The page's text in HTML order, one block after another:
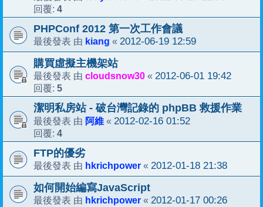
回覆: 4
PHPConf 2012 第一次工作會議
最後發表 由 kiang « 2012-06-19 12:59
購買虛擬主機架站
最後發表 由 cloudsnow30 « 2012-06-01 19:42
回覆: 5
潔明私房站 - 破台灣記錄的 phpBB 救援作業
最後發表 由 阿維 « 2012-02-16 01:52
回覆: 4
FTP的優劣
最後發表 由 hkrichpower « 2012-01-18 21:38
如何開始編寫JavaScript
最後發表 由 hkrichpower « 2012-01-17 00:26